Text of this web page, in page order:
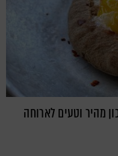
מהיר וטעים לארוחה